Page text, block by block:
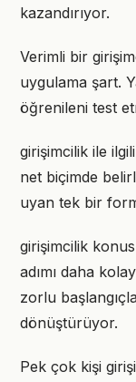
kazandırıyor.
Verimli bir
uygulama şart.
öğrenileni test
girişimcilik ile
net biçimde
uyan tek bir
girişimcilik
adımı daha
zorlu
dönüştürüyor.
Pek çok kişi